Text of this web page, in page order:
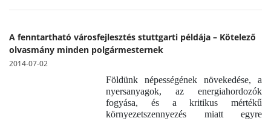
A fenntartható városfejlesztés stuttgarti példája – Kötelező
olvasmány minden polgármesternek
2014-07-02
Földünk népességének növekedése, a
nyersanyagok, az energiahordozók
fogyása, és a kritikus mértékű
környezetszennyezés miatt egyre